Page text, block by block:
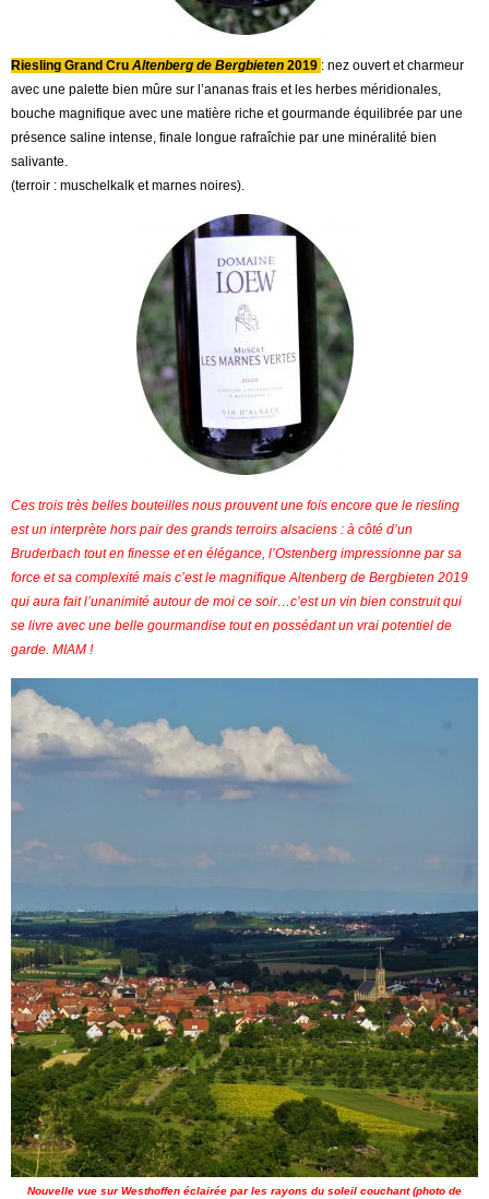
Riesling Grand Cru Altenberg de Bergbieten 2019 : nez ouvert et charmeur
avec une palette bien mûre sur l’ananas frais et les herbes méridionales,
bouche magnifique avec une matière riche et gourmande équilibrée par une
présence saline intense, finale longue rafraîchie par une minéralité bien
salivante.
(terroir : muschelkalk et marnes noires).
Ces trois très belles bouteilles nous prouvent une fois encore que le riesling
est un interprète hors pair des grands terroirs alsaciens : à côté d’un
Bruderbach tout en finesse et en élégance, l’Ostenberg impressionne par sa
force et sa complexité mais c’est le magnifique Altenberg de Bergbieten 2019
qui aura fait l’unanimité autour de moi ce soir…c’est un vin bien construit qui
se livre avec une belle gourmandise tout en possédant un vrai potentiel de
garde. MIAM !
Nouvelle vue sur Westhoffen éclairée par les rayons du soleil couchant (photo de